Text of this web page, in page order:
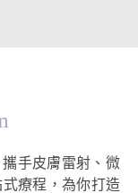
手皮膚雷射、微
療程，為你打造